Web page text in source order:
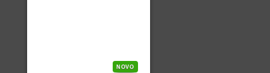
NOVO